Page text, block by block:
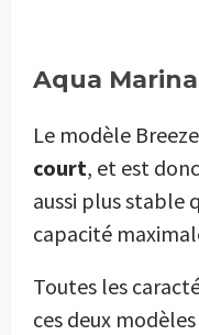
Aqua
Le modèle
court, et est
aussi plus stable
capacité
Toutes les
ces deux